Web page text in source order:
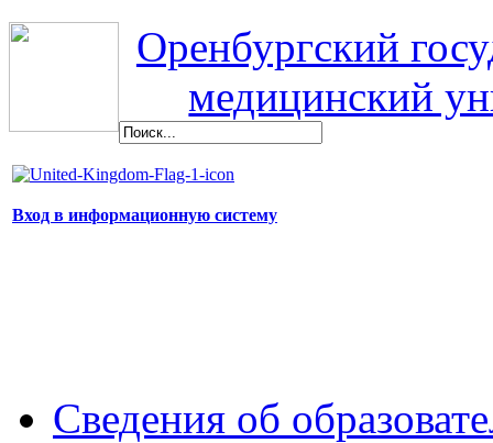
Оренбургский
медицинский
Вход в информационную систему
Сведения об